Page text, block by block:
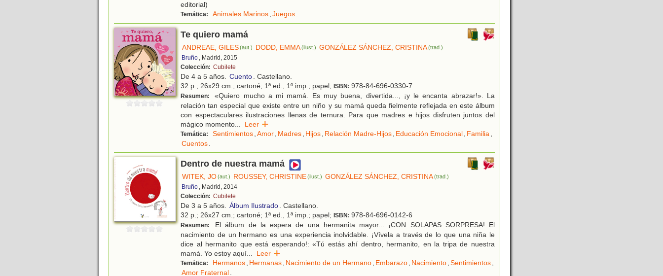
editorial)
Temática: Animales Marinos,Juegos.
Te quiero mamá
ANDREAE, GILES(aut.) DODD, EMMA(ilust.) GONZÁLEZ SÁNCHEZ, CRISTINA(trad.)
Bruño , Madrid, 2015
Colección: Cubilete
De 4 a 5 años. Cuento. Castellano.
32 p.; 26x29 cm.; cartoné; 1ª ed., 1º imp.; papel; ISBN: 978-84-696-0330-7
Resumen:
«Quiero mucho a mi mamá. Es muy buena, divertida..., ¡y le encanta abrazar!». La
relación tan especial que existe entre un niño y su mamá queda fielmente reflejada en este álbum
con espectaculares ilustraciones llenas de ternura. Para que madres e hijos disfruten juntos del
mágico momento... Leer
Temática: Sentimientos,Amor, Madres, Hijos, Relación Madre-Hijos, Educación Emocional, Familia,
Cuentos.
Dentro de nuestra mamá
WITEK, JO(aut.) ROUSSEY, CHRISTINE(ilust.) GONZÁLEZ SÁNCHEZ, CRISTINA(trad.)
Bruño , Madrid, 2014
Colección: Cubilete
De 3 a 5 años. Álbum Ilustrado. Castellano.
32 p.; 26x27 cm.; cartoné; 1ª ed., 1ª imp.; papel; ISBN: 978-84-696-0142-6
Resumen:
El álbum de la espera de una hermanita mayor... ¡CON SOLAPAS SORPRESA! El
nacimiento de un hermano es una experiencia inolvidable. ¡Vívela a través de lo que una niña le
dice al hermanito que está esperando!: «Tú estás ahí dentro, hermanito, en la tripa de nuestra
mamá. Yo estoy aquí... Leer
Temática: Hermanos, Hermanas, Nacimiento de un Hermano, Embarazo, Nacimiento,Sentimientos,
Amor Fraternal.